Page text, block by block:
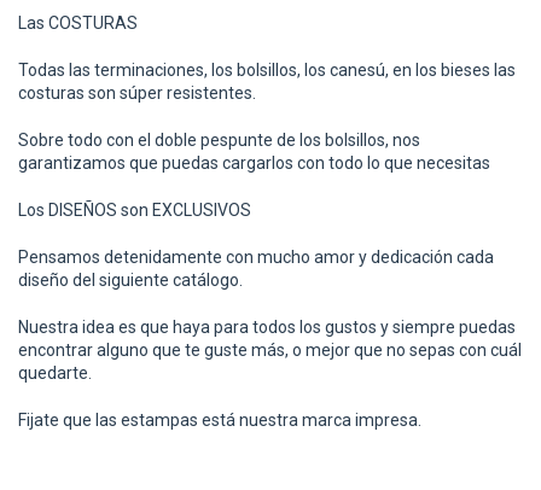
Las COSTURAS
Todas las terminaciones, los bolsillos, los canesú, en los bieses las
costuras son súper resistentes.
Sobre todo con el doble pespunte de los bolsillos, nos
garantizamos que puedas cargarlos con todo lo que necesitas
Los DISEÑOS son EXCLUSIVOS
Pensamos detenidamente con mucho amor y dedicación cada
diseño del siguiente catálogo.
Nuestra idea es que haya para todos los gustos y siempre puedas
encontrar alguno que te guste más, o mejor que no sepas con cuál
quedarte.
Fijate que las estampas está nuestra marca impresa.